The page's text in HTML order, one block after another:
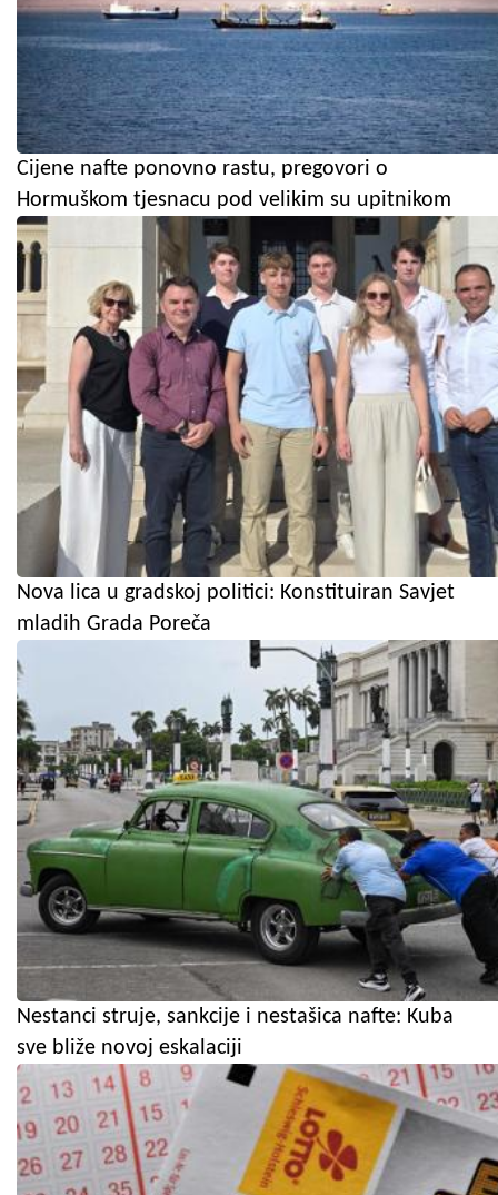
Cijene nafte ponovno rastu, pregovori o
Hormuškom tjesnacu pod velikim su upitnikom
Nova lica u gradskoj politici: Konstituiran Savjet
mladih Grada Poreča
Nestanci struje, sankcije i nestašica nafte: Kuba
sve bliže novoj eskalaciji